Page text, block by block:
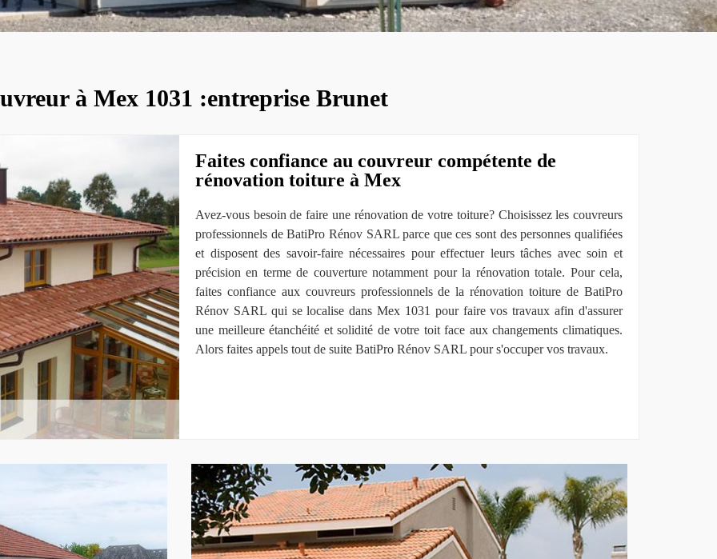
à Mex 1031 :entreprise Brunet
Faites confiance au couvreur compétente de
rénovation toiture à Mex
Avez-vous besoin de faire une rénovation de votre toiture? Choisissez les couvreurs
professionnels de BatiPro Rénov SARL parce que ces sont des personnes qualifiées
et disposent des savoir-faire nécessaires pour effectuer leurs tâches avec soin et
précision en terme de couverture notamment pour la rénovation totale. Pour cela,
faites confiance aux couvreurs professionnels de la rénovation toiture de BatiPro
Rénov SARL qui se localise dans Mex 1031 pour faire vos travaux afin d'assurer
une meilleure étanchéité et solidité de votre toit face aux changements climatiques.
Alors faites appels tout de suite BatiPro Rénov SARL pour s'occuper vos travaux.